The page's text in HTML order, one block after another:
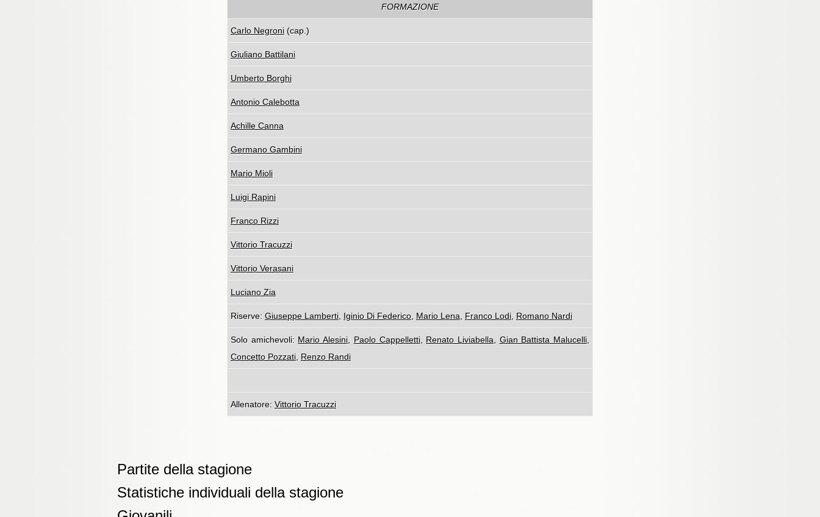
FORMAZIONE
Carlo Negroni (cap.)
Giuliano Battilani
Umberto Borghi
Antonio Calebotta
Achille Canna
Germano Gambini
Mario Mioli
Luigi Rapini
Franco Rizzi
Vittorio Tracuzzi
Vittorio Verasani
Luciano Zia
Riserve: Giuseppe Lamberti Iginio Di Federico Mario Lena Franco Lodi Romano Nardi
Solo amichevoli: Mario Alesini Paolo Cappelletti, Renato Liviabella Gian Battista Malucelli
Concetto Pozzati Renzo Randi
Allenatore: Vittorio Tracuzzi
Partite della stagione
Statistiche individuali della stagione